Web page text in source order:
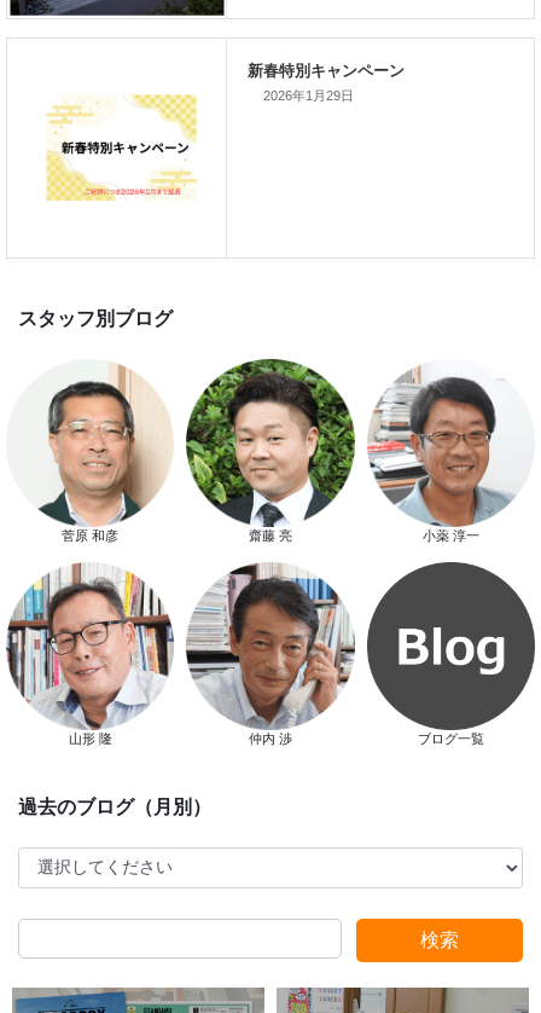
家づくり完成見学会を完全予約制
て開催します！！無事終了いたし
した。
新春特別キャンペーン
2026年1月29日
菅原 和彦 齋藤 亮 小薬 淳一
山形 隆 仲内 渉 ブログ一覧
検索